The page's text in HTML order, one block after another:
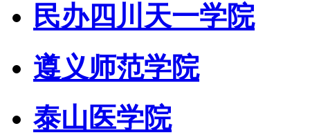
民办四川天一学院
遵义师范学院
泰山医学院